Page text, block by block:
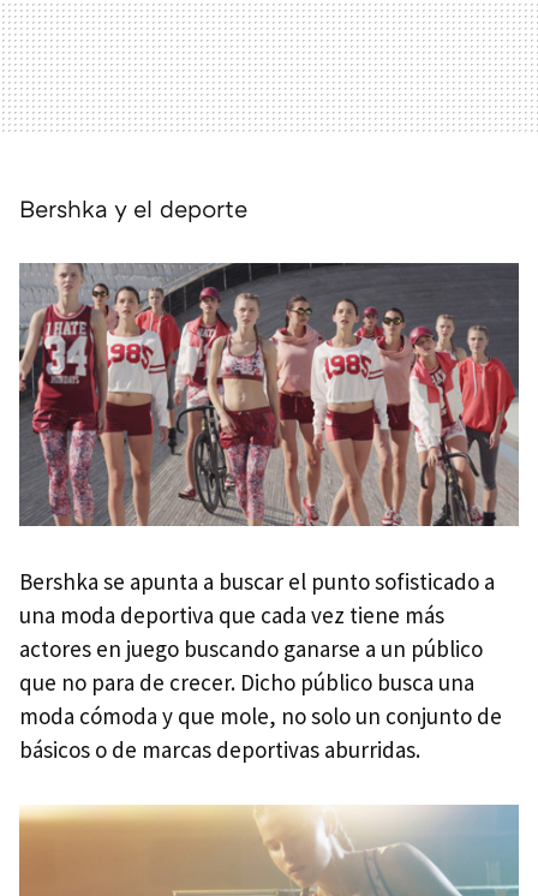
Bershka y el deporte
Bershka se apunta a buscar el punto sofisticado a
una moda deportiva que cada vez tiene más
actores en juego buscando ganarse a un público
que no para de crecer. Dicho público busca una
moda cómoda y que mole, no solo un conjunto de
básicos o de marcas deportivas aburridas.